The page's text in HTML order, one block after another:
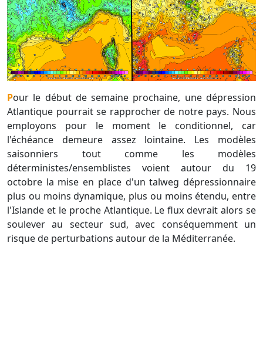
Pour le début de semaine prochaine, une dépression
Atlantique pourrait se rapprocher de notre pays. Nous
employons pour le moment le conditionnel, car
l'échéance demeure assez lointaine. Les modèles
saisonniers tout comme les modèles
déterministes/ensemblistes voient autour du 19
octobre la mise en place d'un talweg dépressionnaire
plus ou moins dynamique, plus ou moins étendu, entre
l'Islande et le proche Atlantique. Le flux devrait alors se
soulever au secteur sud, avec conséquemment un
risque de perturbations autour de la Méditerranée.